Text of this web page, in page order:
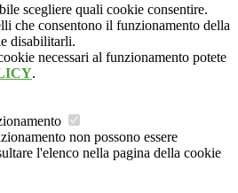
scegliere quali cookie consentire.
che consentono il funzionamento della
disabilitarli.
necessari al funzionamento potete
.
non possono essere
l'elenco nella pagina della cookie